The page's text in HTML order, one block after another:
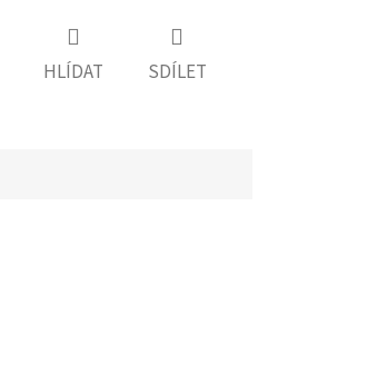
HLÍDAT SDÍLET